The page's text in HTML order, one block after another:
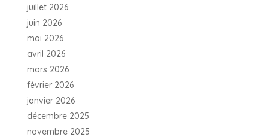
juillet 2026
juin 2026
mai 2026
avril 2026
mars 2026
février 2026
janvier 2026
décembre 2025
novembre 2025